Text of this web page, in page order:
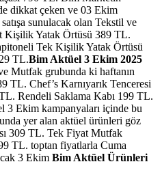
dikkat çeken ve 03 Ekim
sunulacak olan Tekstil ve
Yatak Örtüsü 389 TL.
Tek Kişilik Yatak Örtüsü
TL.Bim Aktüel 3 Ekim 2025
Mutfak grubunda ki haftanın
TL. Chef’s Karnıyarık Tenceresi
Rendeli Saklama Kabı 199 TL.
3 Ekim kampanyaları içinde bu
yer alan aktüel ürünleri göz
309 TL. Tek Fiyat Mutfak
TL. toptan fiyatlarla Cuma
3 Ekim BimAktüel Ürünleri